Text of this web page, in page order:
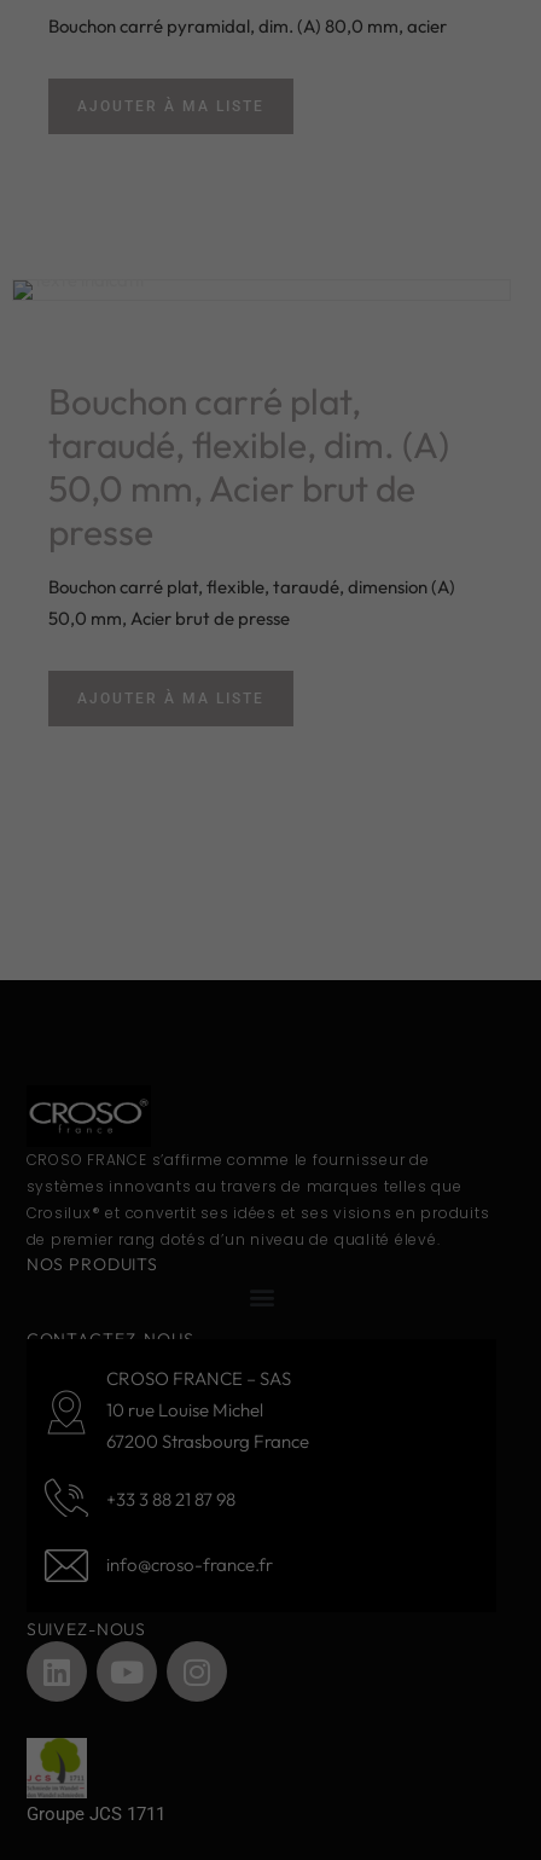
Bouchon carré pyramidal, dim. (A) 80,0 mm, acier
AJOUTER À MA LISTE
Bouchon carré plat,
taraudé, flexible, dim. (A)
50,0 mm, Acier brut de
presse
Bouchon carré plat, flexible, taraudé, dimension (A)
50,0 mm, Acier brut de presse
AJOUTER À MA LISTE
CROSO FRANCE s’affirme comme le fournisseur de
systèmes innovants au travers de marques telles que
Crosilux® et convertit ses idées et ses visions en produits
de premier rang dotés d’un niveau de qualité élevé.
NOS PRODUITS
CONTACTEZ-NOUS
CROSO FRANCE – SAS
10 rue Louise Michel
67200 Strasbourg France
+33 3 88 21 87 98
info@croso-france.fr
SUIVEZ-NOUS
Groupe JCS 1711